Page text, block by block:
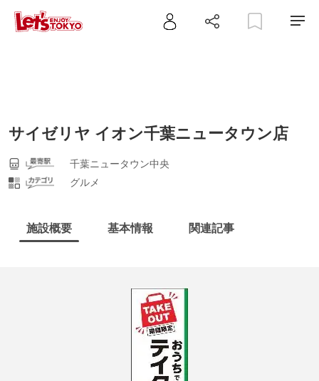
サイゼリヤ イオン千葉ニュータウン店
千葉ニュータウン中央
グルメ
施設概要 基本情報 関連記事